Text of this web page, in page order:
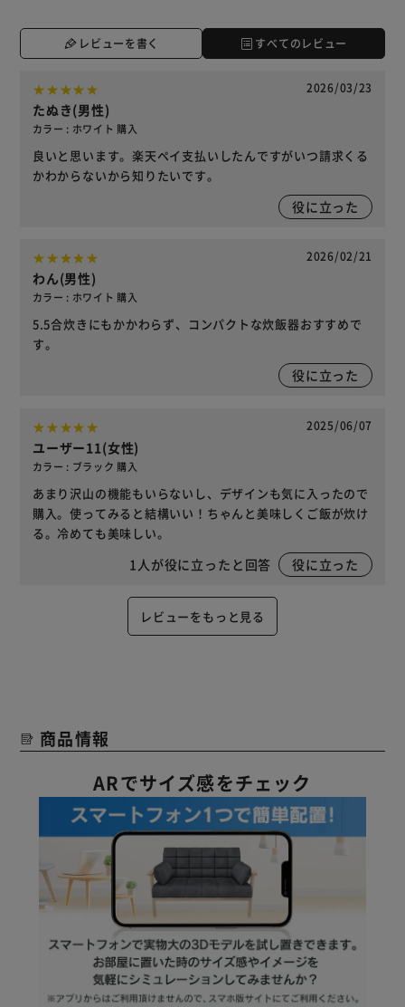
レビューを書く すべてのレビュー
2026/03/23
たぬき(男性)
カラー : ホワイト 購入
良いと思います。楽天ペイ支払いしたんですがいつ請求くる
かわからないから知りたいです。
役に立った
2026/02/21
わん(男性)
カラー : ホワイト 購入
5.5合炊きにもかかわらず、コンパクトな炊飯器おすすめで
す。
役に立った
2025/06/07
ユーザー11(女性)
カラー : ブラック 購入
あまり沢山の機能もいらないし、デザインも気に入ったので
購入。使ってみると結構いい！ちゃんと美味しくご飯が炊け
る。冷めても美味しい。
1 人が役に立ったと回答 役に立った
レビューをもっと見る
商品情報
ARでサイズ感をチェック